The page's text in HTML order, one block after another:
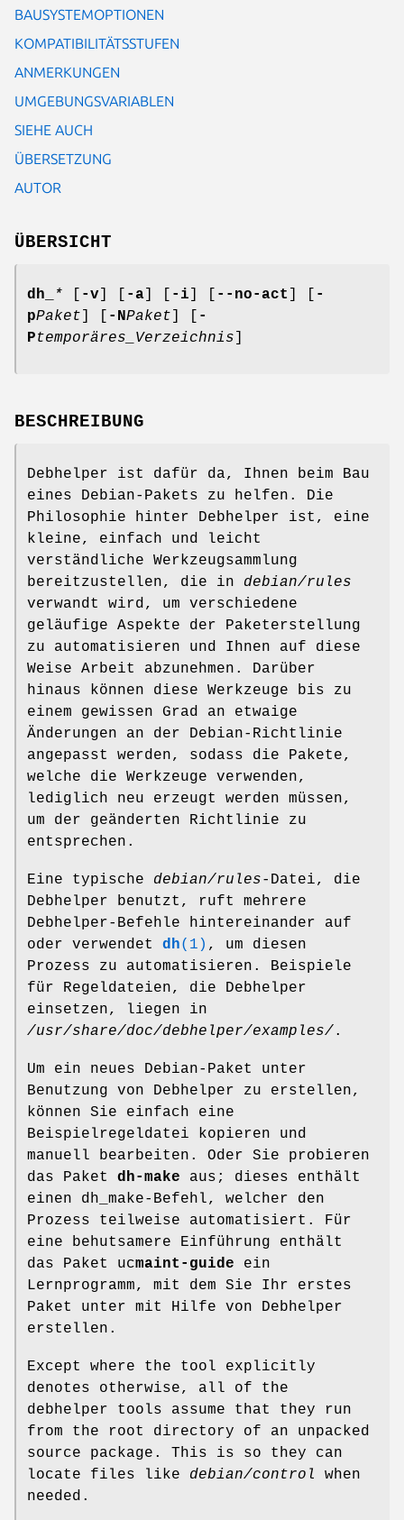
BAUSYSTEMOPTIONEN
KOMPATIBILITÄTSSTUFEN
ANMERKUNGEN
UMGEBUNGSVARIABLEN
SIEHE AUCH
ÜBERSETZUNG
AUTOR
ÜBERSICHT
dh_ * -v -a -i --no-act
-
pPaket -NPaket
-
Ptemporäres_Verzeichnis
BESCHREIBUNG
Debhelper ist dafür da, Ihnen beim Bau
eines Debian-Pakets zu helfen. Die
Philosophie hinter Debhelper ist, eine
kleine, einfach und leicht
verständliche Werkzeugsammlung
bereitzustellen, die in debian/rules
verwandt wird, um verschiedene
geläufige Aspekte der Paketerstellung
zu automatisieren und Ihnen auf diese
Weise Arbeit abzunehmen. Darüber
hinaus können diese Werkzeuge bis zu
einem gewissen Grad an etwaige
Änderungen an der Debian-Richtlinie
angepasst werden, sodass die Pakete,
welche die Werkzeuge verwenden,
lediglich neu erzeugt werden müssen,
um der geänderten Richtlinie zu
entsprechen.
Eine typische debian/rules-Datei, die
Debhelper benutzt, ruft mehrere
Debhelper-Befehle hintereinander auf
oder verwendet dh(1) , um diesen
Prozess zu automatisieren. Beispiele
für Regeldateien, die Debhelper
einsetzen, liegen in
/usr/share/doc/debhelper/examples/.
Um ein neues Debian-Paket unter
Benutzung von Debhelper zu erstellen,
können Sie einfach eine
Beispielregeldatei kopieren und
manuell bearbeiten. Oder Sie probieren
das Paket dh-make aus; dieses enthält
einen dh_make-Befehl, welcher den
Prozess teilweise automatisiert. Für
eine behutsamere Einführung enthält
das Paket ucmaint-guide ein
Lernprogramm, mit dem Sie Ihr erstes
Paket unter mit Hilfe von Debhelper
erstellen.
Except where the tool explicitly
denotes otherwise, all of the
debhelper tools assume that they run
from the root directory of an unpacked
source package. This is so they can
locate files like debian/control
when
needed.